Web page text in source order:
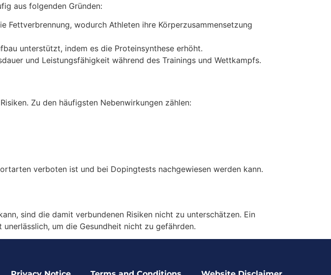
aus folgenden Gründen:
wodurch Athleten ihre Körperzusammensetzung
unterstützt, indem es die Proteinsynthese erhöht.
und Leistungsfähigkeit während des Trainings und Wettkampfs.
Zu den häufigsten Nebenwirkungen zählen:
verboten ist und bei Dopingtests nachgewiesen werden kann.
sind die damit verbundenen Risiken nicht zu unterschätzen. Ein
um die Gesundheit nicht zu gefährden.